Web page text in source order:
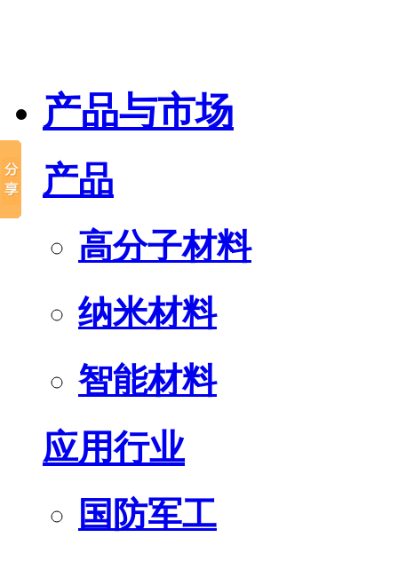
产品与市场
产品
高分子材料
纳米材料
智能材料
应用行业
国防军工